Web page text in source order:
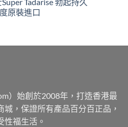
原裝進口
）始創於2008年，打造香港最
，保證所有產品百分百正品，
性福生活。